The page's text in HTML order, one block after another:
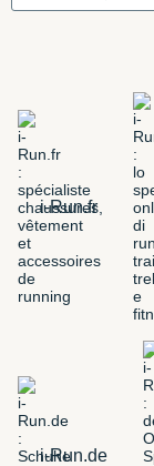
i-Run.fr
i-Run.de